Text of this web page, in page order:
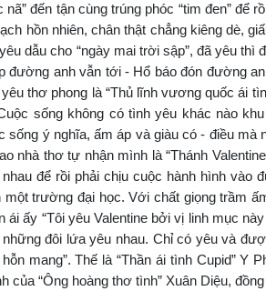
nã” đến tận cùng trúng phóc “tim đen”
hồn nhiên, chân thật chẳng kiêng dè,
dẫu cho “ngày mai trời sập”, đã yêu
đường anh vẫn tới - Hổ báo đón đường
yêu thơ phong là “Thủ lĩnh vương quốc ái
sống không có tình yêu khác nào
sống ý nghĩa, ấm áp và giàu có - điều
nhà thơ tự nhận mình là “Thánh
để rồi phải chịu cuộc hành hình vào
một trường đại học. Với chất giọng trầm
ái ấy “Tôi yêu Valentine bởi vị linh mục
đôi lứa yêu nhau. Chỉ có yêu và
hỗn mang”. Thế là “Thần ái tình Cupid” Y
của “Ông hoàng thơ tình” Xuân Diệu,